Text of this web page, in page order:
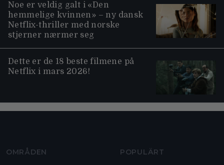
Noe er veldig galt i «Den
hemmelige kvinnen» – ny dansk
Netflix-thriller med norske
stjerner nærmer seg
Dette er de 18 beste filmene på
Netflix i mars 2026!
OMRÅDEN POPULÄRT